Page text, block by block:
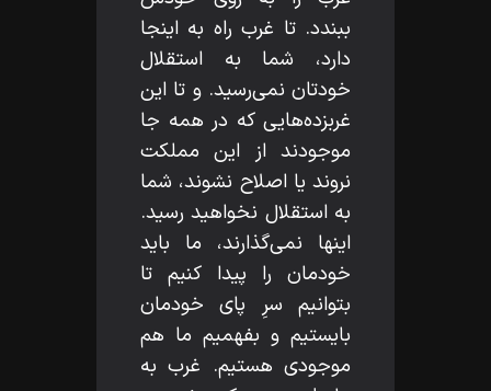
ببندد. تا غرب راه به اينجا
دارد، شما به استقلال
خودتان نمى‌رسيد. و تا اين
غربزده‌هايى كه در همه جا
موجودند از اين مملكت
نروند يا اصلاح نشوند، شما
به استقلال نخواهيد رسيد.
اينها نمى‌گذارند، ما بايد
خودمان را پيدا كنيم تا
بتوانيم سرِ پاى خودمان
بايستيم و بفهميم ما هم
موجودى هستيم. غرب به